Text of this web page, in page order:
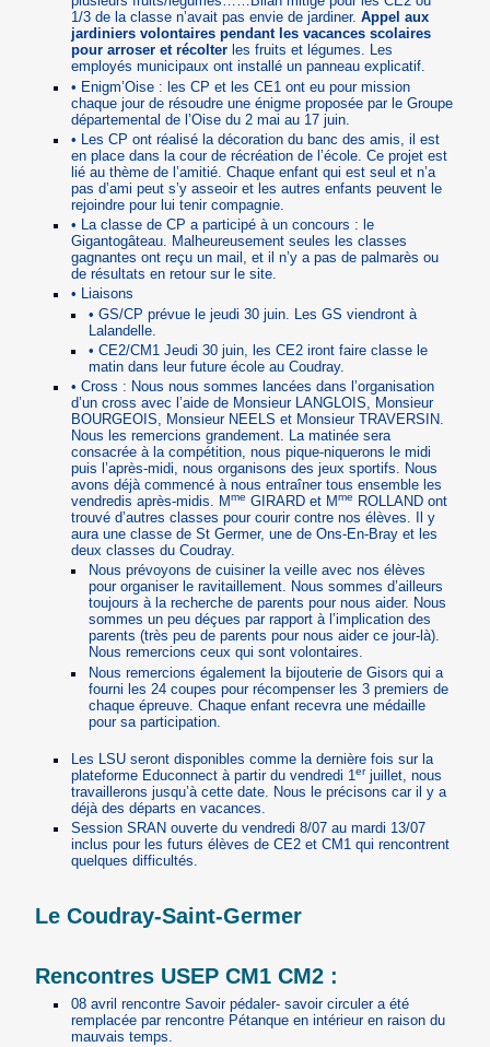
1/3 de la classe n’avait pas envie de jardiner. Appel aux
jardiniers volontaires pendant les vacances scolaires
pour arroser et récolterles fruits et légumes. Les
employés municipaux ont installé un panneau explicatif.
• Enigm’Oise : les CP et les CE1 ont eu pour mission
chaque jour de résoudre une énigme proposée par le Groupe
départemental de l’Oise du 2 mai au 17 juin.
• Les CP ont réalisé la décoration du banc des amis, il est
en place dans la cour de récréation de l’école. Ce projet est
lié au thème de l’amitié. Chaque enfant qui est seul et n’a
pas d’ami peut s’y asseoir et les autres enfants peuvent le
rejoindre pour lui tenir compagnie.
• La classe de CP a participé à un concours : le
Gigantogâteau. Malheureusement seules les classes
gagnantes ont reçu un mail, et il n’y a pas de palmarès ou
de résultats en retour sur le site.
• Liaisons
• GS/CP prévue le jeudi 30 juin. Les GS viendront à
Lalandelle.
• CE2/CM1 Jeudi 30 juin, les CE2 iront faire classe le
matin dans leur future école au Coudray.
• Cross : Nous nous sommes lancées dans l’organisation
d’un cross avec l’aide de Monsieur LANGLOIS, Monsieur
BOURGEOIS, Monsieur NEELS et Monsieur TRAVERSIN.
Nous les remercions grandement. La matinée sera
consacrée à la compétition, nous pique-niquerons le midi
puis l’après-midi, nous organisons des jeux sportifs. Nous
avons déjà commencé à nous entraîner tous ensemble les
vendredis après-midis. Mme GIRARD et Mme
ROLLAND ont
trouvé d’autres classes pour courir contre nos élèves. Il y
aura une classe de St Germer, une de Ons-En-Bray et les
deux classes du Coudray.
Nous prévoyons de cuisiner la veille avec nos élèves
pour organiser le ravitaillement. Nous sommes d’ailleurs
toujours à la recherche de parents pour nous aider. Nous
sommes un peu déçues par rapport à l’implication des
parents (très peu de parents pour nous aider ce jour-là).
Nous remercions ceux qui sont volontaires.
Nous remercions également la bijouterie de Gisors qui a
fourni les 24 coupes pour récompenser les 3 premiers de
chaque épreuve. Chaque enfant recevra une médaille
pour sa participation.
Les LSU seront disponibles comme la dernière fois sur la
plateforme Educonnect à partir du vendredi 1erjuillet, nous
travaillerons jusqu’à cette date. Nous le précisons car il y a
déjà des départs en vacances.
Session SRAN ouverte du vendredi 8/07 au mardi 13/07
inclus pour les futurs élèves de CE2 et CM1 qui rencontrent
quelques difficultés.
Le Coudray-Saint-Germer
Rencontres USEP CM1 CM2 :
08 avril rencontre Savoir pédaler- savoir circuler a été
remplacée par rencontre Pétanque en intérieur en raison du
mauvais temps.